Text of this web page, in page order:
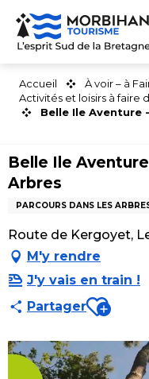
Aller
contenu
Accueil
À voir – à
Activités et loisirs à faire
Belle Ile Aventure
Belle Ile
Arbres
PARCOURS DANS LES
Route de Kergoyet,
M'y rendre
J'y vais en train !
PartagerAjouter